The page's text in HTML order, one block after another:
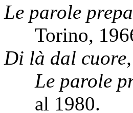
Le parole
Torino,
Di là dal cuore,
Le parole
al 1980.